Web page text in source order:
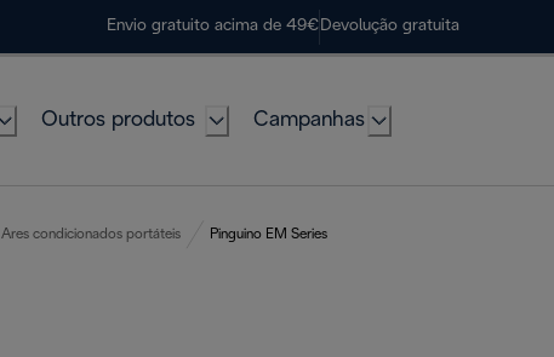
Envio gratuito acima de 49€ Devolução gratuita
Outros produtos Campanhas
Ares condicionados portáteis Pinguino EM Series